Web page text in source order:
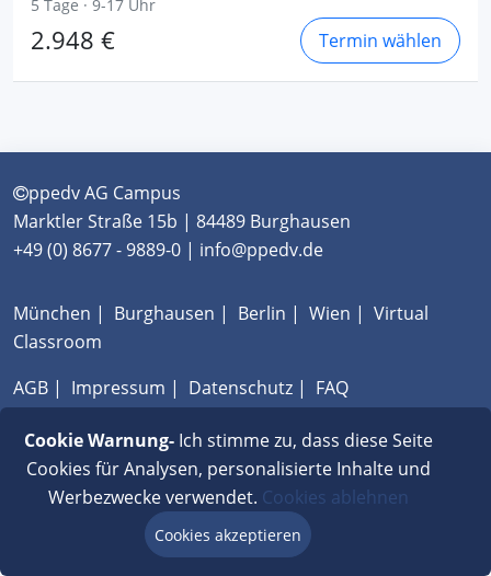
5 Tage · 9-17 Uhr
2.948 € Termin wählen
ppedv AG Campus
Marktler Straße 15b | 84489 Burghausen
+49 (0) 8677 - 9889-0 | info@ppedv.de
München | Burghausen | Berlin | Wien | Virtual
Classroom
AGB | Impressum | Datenschutz | FAQ
Cookie Warnung-Ich stimme zu, dass diese Seite
Cookies für Analysen, personalisierte Inhalte und
Werbezwecke verwendet. Cookies ablehnen
Cookies akzeptieren